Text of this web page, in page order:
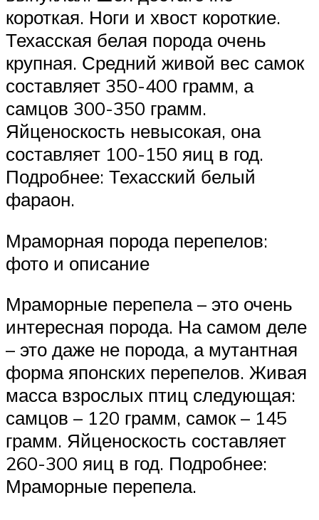
короткая. Ноги и хвост короткие.
Техасская белая порода очень
крупная. Средний живой вес самок
составляет 350-400 грамм, а
самцов 300-350 грамм.
Яйценоскость невысокая, она
составляет 100-150 яиц в год.
Подробнее: Техасский белый
фараон.
Мраморная порода перепелов:
фото и описание
Мраморные перепела – это очень
интересная порода. На самом деле
– это даже не порода, а мутантная
форма японских перепелов. Живая
масса взрослых птиц следующая:
самцов – 120 грамм, самок – 145
грамм. Яйценоскость составляет
260-300 яиц в год. Подробнее:
Мраморные перепела.